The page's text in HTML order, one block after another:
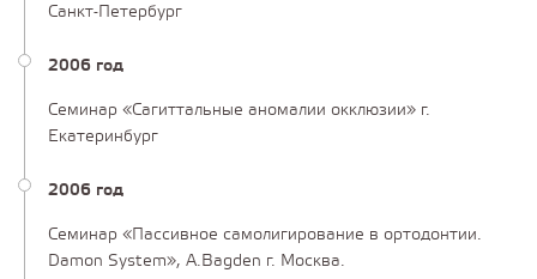
Санкт-Петербург
2006 год
Семинар «Сагиттальные аномалии окклюзии» г.
Екатеринбург
2006 год
Семинар «Пассивное самолигирование в ортодонтии.
Damon System», A.Bagden г. Москва.